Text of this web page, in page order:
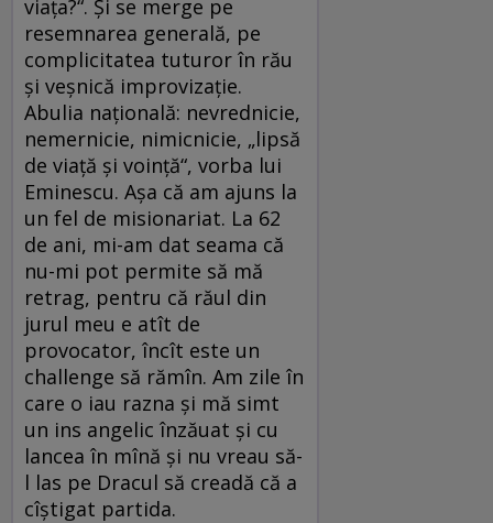
viața?“. Și se merge pe
resemnarea generală, pe
complicitatea tuturor în rău
şi veşnică improvizaţie.
Abulia națională: nevrednicie,
nemernicie, nimicnicie, „lipsă
de viață și voință“, vorba lui
Eminescu. Așa că am ajuns la
un fel de misionariat. La 62
de ani, mi-am dat seama că
nu-mi pot permite să mă
retrag, pentru că răul din
jurul meu e atît de
provocator, încît este un
challenge să rămîn. Am zile în
care o iau razna și mă simt
un ins angelic înzăuat și cu
lancea în mînă și nu vreau să-
l las pe Dracul să creadă că a
cîștigat partida.